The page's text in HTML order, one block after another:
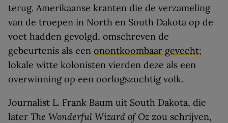
terug. Amerikaanse kranten die de verzameling
van de troepen in North en South Dakota op de
voet hadden gevolgd, omschreven de
gebeurtenis als een onontkoombaar gevecht;
lokale witte kolonisten vierden deze als een
overwinning op een oorlogszuchtig volk.
Journalist L. Frank Baum uit South Dakota, die
later The Wonderful Wizard of Oz zou schrijven,